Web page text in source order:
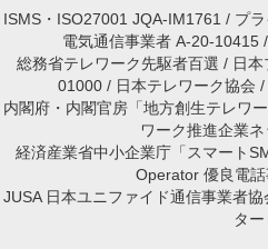
ISMS・ISO27001 JQA-IM1761 / プ
電気通信事業者 A-20-10415
総務省テレワーク先駆者百選 / 日
01000 / 日本テレワーク協会
内閣府・内閣官房「地方創生テレワ
ワーク推進企業ネ
経済産業省中小企業庁「スマート
Operator 優良電
JUSA 日本ユニファイド通信事業者
ター